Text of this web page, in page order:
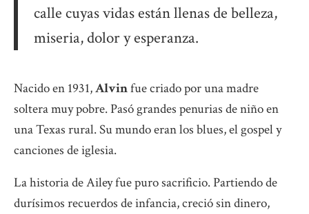
calle cuyas vidas están llenas de belleza,
miseria, dolor y esperanza.
Nacido en 1931,Alvinfue criado por una madre
soltera muy pobre. Pasó grandes penurias de niño en
una Texas rural. Su mundo eran los blues, el gospel y
canciones de iglesia.
La historia de Ailey fue puro sacrificio. Partiendo de
durísimos recuerdos de infancia, creció sin dinero,